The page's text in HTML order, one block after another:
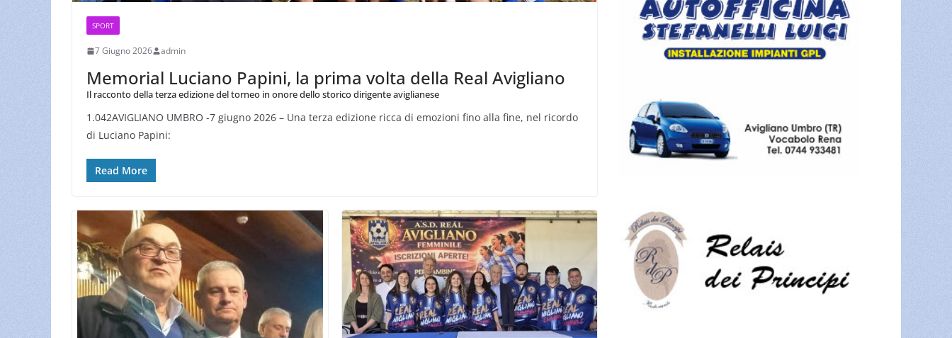
SPORT
7 Giugno 2026 admin
Memorial Luciano Papini, la prima volta della Real Avigliano
Il racconto della terza edizione del torneo in onore dello storico dirigente aviglianese
1.042AVIGLIANO UMBRO -7 giugno 2026 – Una terza edizione ricca di emozioni fino alla fine, nel ricordo
di Luciano Papini:
Read More